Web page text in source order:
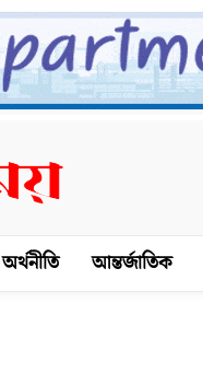
অর্থনীতি আন্তর্জাতিক